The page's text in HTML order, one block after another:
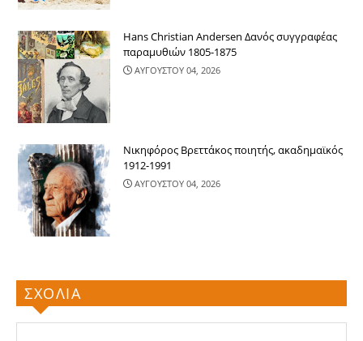
Hans Christian Andersen Δανός συγγραφέας
παραμυθιών 1805-1875
ΑΥΓΟΥΣΤΟΥ 04, 2026
Νικηφόρος Βρεττάκος ποιητής, ακαδημαϊκός
1912-1991
ΑΥΓΟΥΣΤΟΥ 04, 2026
ΣΧΟΛΙΑ